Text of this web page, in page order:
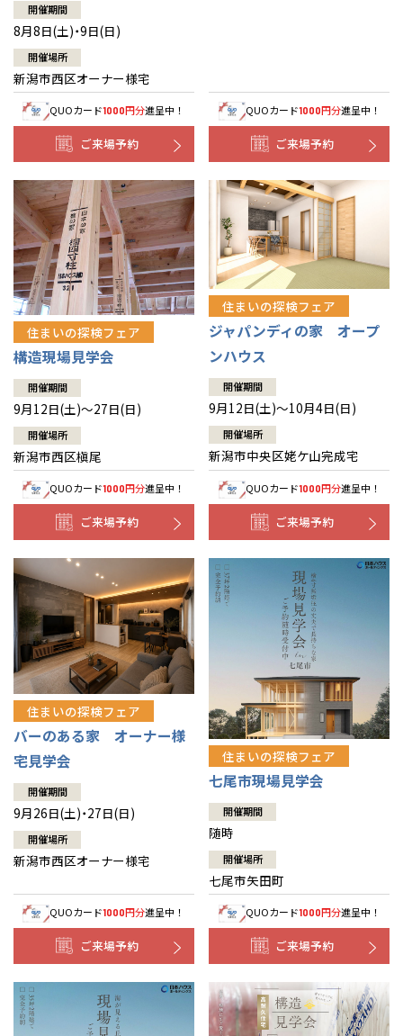
開催期間
8月8日(土)・9日(日)
開催場所
新潟市西区オーナー様宅
QUOカード1000円分進呈中！
ご来場予約
QUOカード1000円分進呈中！
ご来場予約
住まいの探検フェア
構造現場見学会
開催期間
9月12日(土)～27日(日)
開催場所
新潟市西区槇尾
QUOカード1000円分進呈中！
ご来場予約
住まいの探検フェア
ジャパンディの家 オープ
ンハウス
開催期間
9月12日(土)～10月4日(日)
開催場所
新潟市中央区姥ケ山完成宅
QUOカード1000円分進呈中！
ご来場予約
住まいの探検フェア
バーのある家 オーナー様
宅見学会
開催期間
9月26日(土)・27日(日)
開催場所
新潟市西区オーナー様宅
QUOカード1000円分進呈中！
ご来場予約
住まいの探検フェア
七尾市現場見学会
開催期間
随時
開催場所
七尾市矢田町
QUOカード1000円分進呈中！
ご来場予約